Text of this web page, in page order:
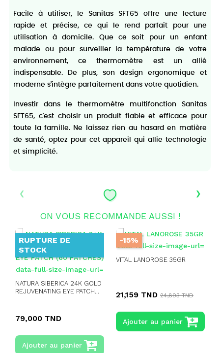
Facile à utiliser, le Sanitas SFT65 offre une lecture
rapide et précise, ce qui le rend parfait pour une
utilisation à domicile. Que ce soit pour un enfant
malade ou pour surveiller la température de votre
environnement, ce thermomètre est un allié
indispensable. De plus, son design ergonomique et
moderne s'intègre parfaitement dans votre quotidien.
Investir dans le thermomètre multifonction Sanitas
SFT65, c'est choisir un produit fiable et efficace pour
toute la famille. Ne laissez rien au hasard en matière
de santé, optez pour cet appareil qui allie technologie
et simplicité.
ON VOUS RECOMMANDE AUSSI !
RUPTURE DE
STOCK
NATURA SIBERICA 24K GOLD
REJUVENATING EYE PATCH...
79,000 TND
Ajouter au panier
-15%
VITAL LANOROSE 35GR
21,159 TND 24,893 TND
Ajouter au panier
‹ ›